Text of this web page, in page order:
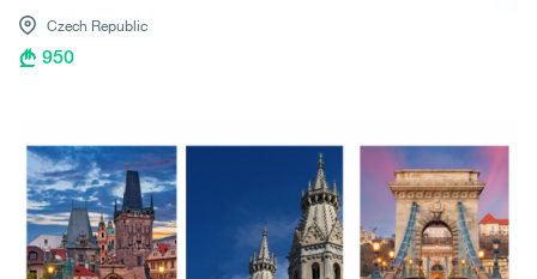
Czech Republic
950